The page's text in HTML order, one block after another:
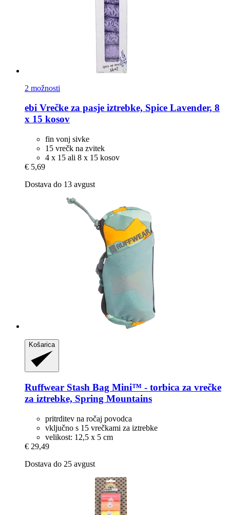
2 možnosti
ebi Vrečke za pasje iztrebke, Spice Lavender, 8
x 15 kosov
fin vonj sivke
15 vrečk na zvitek
4 x 15 ali 8 x 15 kosov
€ 5,69
Dostava do 13 avgust
Košarica
Ruffwear Stash Bag Mini™ -​ torbica za vrečke
za iztrebke, Spring Mountains
pritrditev na ročaj povodca
vključno s 15 vrečkami za iztrebke
velikost: 12,5 x 5 cm
€ 29,49
Dostava do 25 avgust